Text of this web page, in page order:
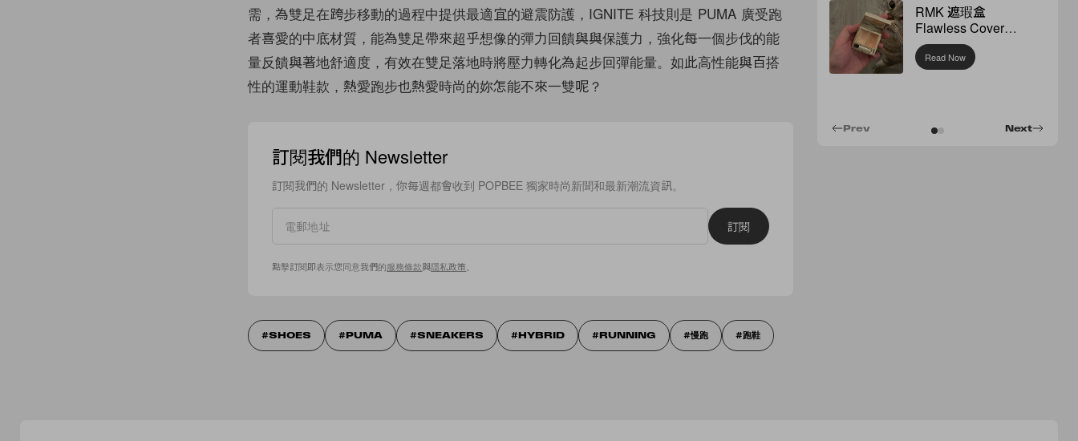
需，為雙足在跨步移動的過程中提供最適宜的避震防護，IGNITE 科技則是 PUMA 廣受跑
者喜愛的中底材質，能為雙足帶來超乎想像的彈力回饋與與保護力，強化每一個步伐的能
量反饋與著地舒適度，有效在雙足落地時將壓力轉化為起步回彈能量。如此高性能與百搭
性的運動鞋款，熱愛跑步也熱愛時尚的妳怎能不來一雙呢？
訂閱我們的 Newsletter
訂閱我們的 Newsletter，你每週都會收到 POPBEE 獨家時尚新聞和最新潮流資訊。
訂閱
點擊訂閱即表示您同意我們的服務條款與隱私政策
SHOES PUMA SNEAKERS HYBRID RUNNING 慢跑 跑鞋
RMK 遮瑕盒
Flawless Cover
Concealer
Read Now
Next
Prev